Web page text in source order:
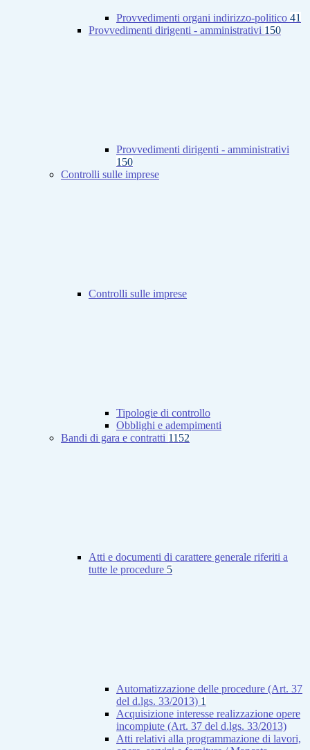
Provvedimenti organi indirizzo-politico 41
Provvedimenti dirigenti - amministrativi 150
Provvedimenti dirigenti - amministrativi
150
Controlli sulle imprese
Controlli sulle imprese
Tipologie di controllo
Obblighi e adempimenti
Bandi di gara e contratti 1152
Atti e documenti di carattere generale riferiti a
tutte le procedure 5
Automatizzazione delle procedure (Art. 37
del d.lgs. 33/2013) 1
Acquisizione interesse realizzazione opere
incompiute (Art. 37 del d.lgs. 33/2013)
Atti relativi alla programmazione di lavori,